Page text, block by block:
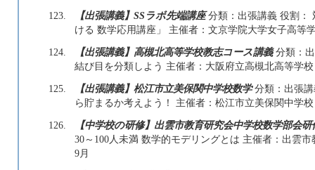
123.
【出張講義】SSラボ先端講座分類：出張講義 役割：
ける 数学応用講座」 主催者：文京学院大学女子高等
124.
【出張講義】高槻北高等学校教志コース講義分類：出
結び目を分類しよう 主催者：大阪府立高槻北高等学校
125.
【出張講義】松江市立美保関中学校数学分類：出張講
ら貯まるか考えよう！ 主催者：松江市立美保関中学
126.
【中学校の研修】出雲市教育研究会中学校数学部会研
30～100人未満 数学的モデリングとは 主催者：出雲
9月